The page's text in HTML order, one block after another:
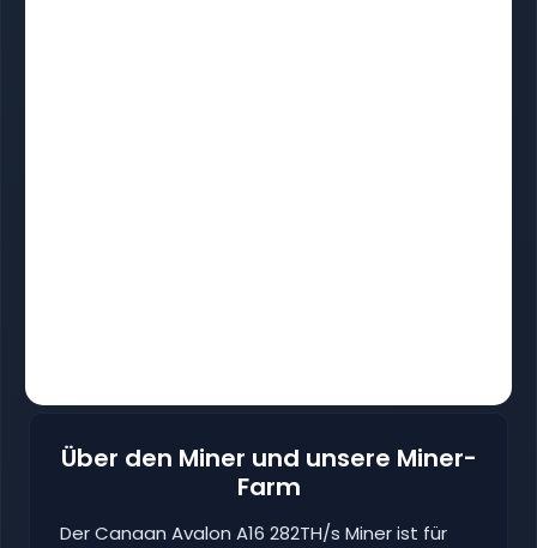
Über den Miner und unsere Miner-
Farm
Der Canaan Avalon A16 282TH/s Miner ist für